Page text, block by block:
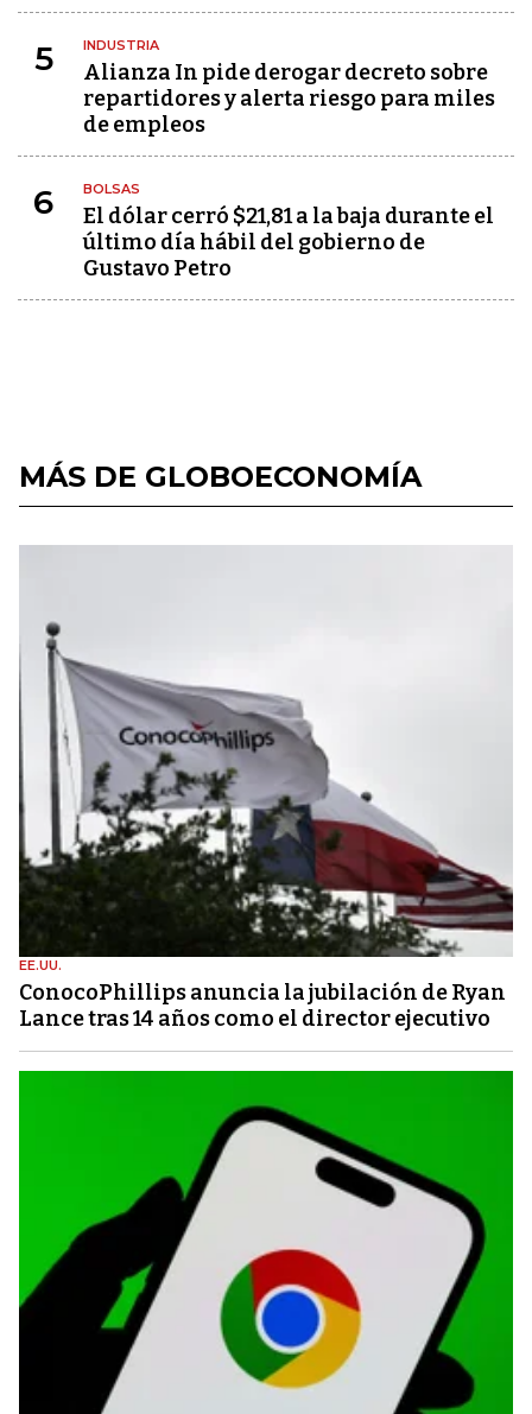
5 INDUSTRIA
Alianza In pide derogar decreto sobre
repartidores y alerta riesgo para miles
de empleos
6 BOLSAS
El dólar cerró $21,81 a la baja durante el
último día hábil del gobierno de
Gustavo Petro
MÁS DE GLOBOECONOMÍA
EE.UU.
ConocoPhillips anuncia la jubilación de Ryan
Lance tras 14 años como el director ejecutivo